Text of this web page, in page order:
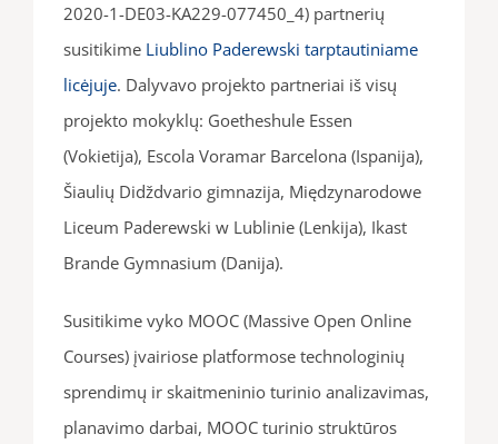
2020-1-DE03-KA229-077450_4) partnerių
susitikime Liublino Paderewski tarptautiniame
licėjuje. Dalyvavo projekto partneriai iš visų
projekto mokyklų: Goetheshule Essen
(Vokietija), Escola Voramar Barcelona (Ispanija),
Šiaulių Didždvario gimnazija, Międzynarodowe
Liceum Paderewski w Lublinie (Lenkija), Ikast
Brande Gymnasium (Danija).
Susitikime vyko MOOC (Massive Open Online
Courses) įvairiose platformose technologinių
sprendimų ir skaitmeninio turinio analizavimas,
planavimo darbai, MOOC turinio struktūros